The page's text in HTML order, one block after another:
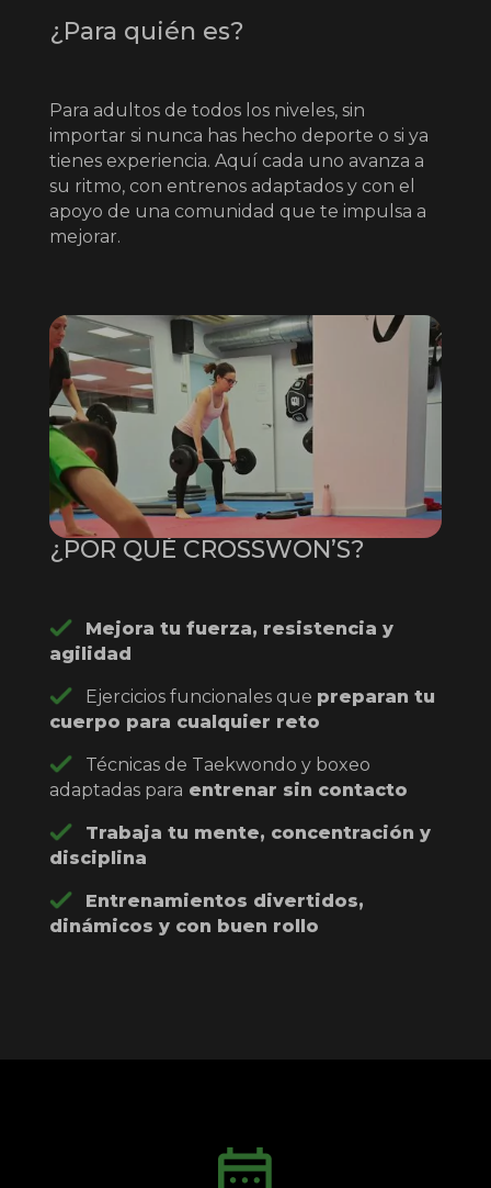
¿Para quién es?
Para adultos de todos los niveles, sin
importar si nunca has hecho deporte o si ya
tienes experiencia. Aquí cada uno avanza a
su ritmo, con entrenos adaptados y con el
apoyo de una comunidad que te impulsa a
mejorar.
¿POR QUÉ CROSSWON’S?
Mejora tu fuerza, resistencia y
agilidad
Ejercicios funcionales que preparan tu
cuerpo para cualquier reto
Técnicas de Taekwondo y boxeo
adaptadas para entrenar sin contacto
Trabaja tu mente, concentración y
disciplina
Entrenamientos divertidos,
dinámicos y con buen rollo